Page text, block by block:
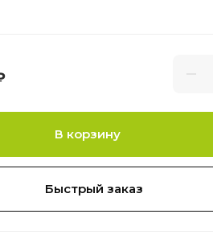
В корзину
Быстрый заказ